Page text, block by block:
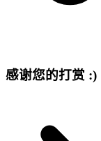
感谢您的打赏 :)